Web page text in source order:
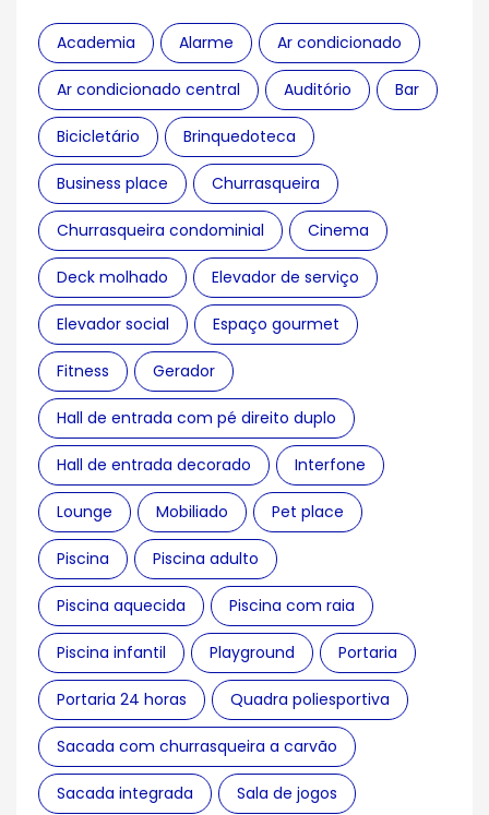
Academia Alarme Ar condicionado
Ar condicionado central Auditório Bar
Bicicletário Brinquedoteca
Business place Churrasqueira
Churrasqueira condominial Cinema
Deck molhado Elevador de serviço
Elevador social Espaço gourmet
Fitness Gerador
Hall de entrada com pé direito duplo
Hall de entrada decorado Interfone
Lounge Mobiliado Pet place
Piscina Piscina adulto
Piscina aquecida Piscina com raia
Piscina infantil Playground Portaria
Portaria 24 horas Quadra poliesportiva
Sacada com churrasqueira a carvão
Sacada integrada Sala de jogos